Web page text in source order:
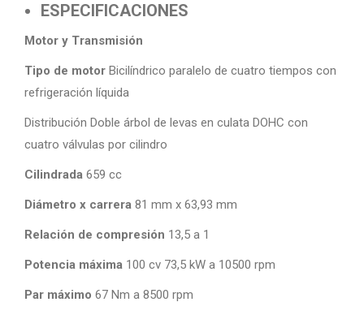
ESPECIFICACIONES
Motor y Transmisión
Tipo de motor Bicilíndrico paralelo de cuatro tiempos con
refrigeración líquida
Distribución Doble árbol de levas en culata DOHC con
cuatro válvulas por cilindro
Cilindrada 659 cc
Diámetro x carrera 81 mm x 63,93 mm
Relación de compresión 13,5 a 1
Potencia máxima 100 cv 73,5 kW a 10500 rpm
Par máximo 67 Nm a 8500 rpm